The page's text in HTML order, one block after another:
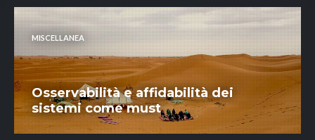
MISCELLANEA
Osservabilità e affidabilità dei
sistemi come must